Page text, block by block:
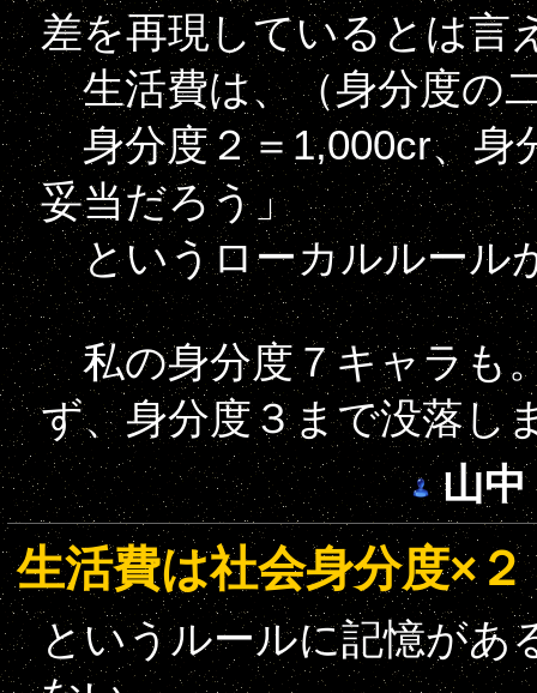
差を再現しているとは言
生活費は、（身分度の
身分度２＝1,000cr、身
妥当だろう」
というローカルルール
私の身分度７キャラも
ず、身分度３まで没落
山中
生活費は社会身分度×
というルールに記憶があ